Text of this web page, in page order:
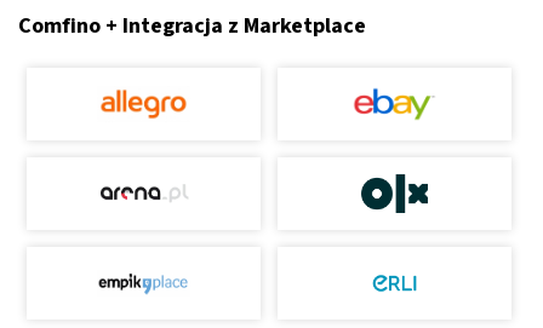
Comfino + Integracja z Marketplace